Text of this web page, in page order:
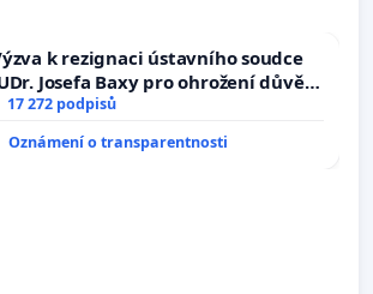
k rezignaci ústavního soudce
Josefa Baxy pro ohrožení důvěry
ve spravedlivý proces
17 272 podpisů
Oznámení o transparentnosti